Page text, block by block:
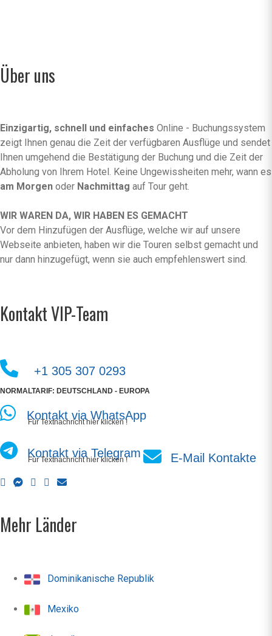
Über uns
Einzigartig, schnell und einfaches Online - Buchungssystem
zeigt Ihnen genau die Zeit der verfügbaren Ausflüge und sendet
Ihnen umgehend die Bestätigung der Buchung und die Zeit der
Abholung von Ihrem Hotel. Keine Ungewissheiten mehr, wann es
am Morgen oder Nachmittag auf Tour geht.
WIR WAREN DA, WIR HABEN ES GEMACHT
Vor dem Hinzufügen der Ausflüge, welche wir auf unsere
Webseite anbieten, haben wir die Touren selbst gemacht und
nur dann hinzugefügt, wenn sie auch empfehlenswert sind.
Kontakt VIP-Team
+1 305 307 0293
NORMALTARIF: DEUTSCHLAND - EUROPA
Kontakt via WhatsApp
Für Textnachricht hier klicken !
Kontakt via Telegram
Für Textnachricht hier klicken ! E-Mail Kontakte
Mehr Länder
Dominikanische Republik
Mexiko